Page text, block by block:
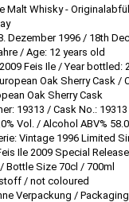
Malt Whisky -
Dezember 1996 / 18th
/ Age: 12 years old
Feis Ile / Year bottled:
Oak Sherry Cask /
Oak Sherry Cask
19313 / Cask No.: 19313
Vol. / Alcohol ABV%
Vintage 1996 Limited
Ile 2009 Special Release
Bottle Size 70cl / 700ml
/ not coloured
Verpackung /